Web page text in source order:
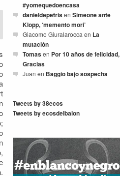
#yomequedoencasa
danieldepetrisen Simeone ante
Klopp, ‘memento mori’
Giacomo Giuralarocca en La
mutación
Tomasen Por 10 años de felicidad,
Gracias
Juan en Baggio bajo sospecha
Tweets by 38ecos
Tweets by ecosdelbalon